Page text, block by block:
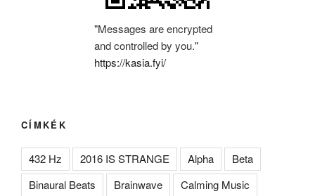
"Messages are encrypted
and controlled by you."
https://kasia.fyi/
CÍMKÉK
432 Hz 2016 IS STRANGE Alpha
Beta
Binaural Beats
Brainwave
Calming Music